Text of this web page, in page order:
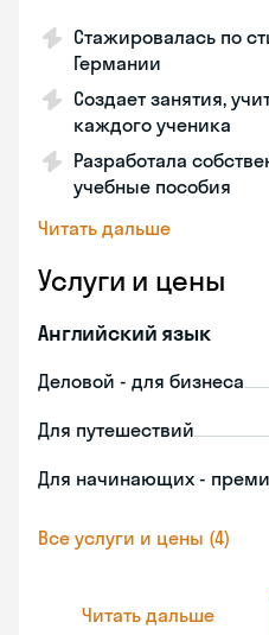
Стажировалась по
Германии
Создает занятия,
каждого ученика
Разработала
учебные пособия
Читать дальше
Услуги и цены
Английский язык
Деловой - для бизнеса
Для путешествий
Для начинающих -
Все услуги и цены (4)
Читать дальше